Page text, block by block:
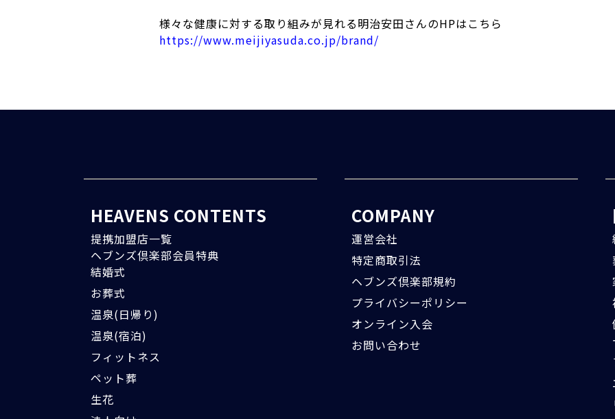
様々な健康に対する取り組みが見れる明治安田さんのHPはこちら
https://www.meijiyasuda.co.jp/brand/
HEAVENS CONTENTS
提携加盟店一覧
ヘブンズ倶楽部会員特典
結婚式
お葬式
温泉(日帰り)
温泉(宿泊)
フィットネス
ペット葬
生花
COMPANY
運営会社
特定商取引法
ヘブンズ倶楽部規約
プライバシーポリシー
オンライン入会
お問い合わせ